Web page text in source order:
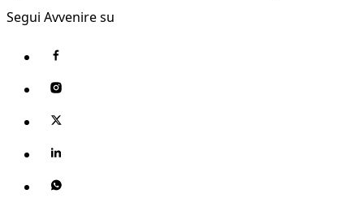
Segui Avvenire su